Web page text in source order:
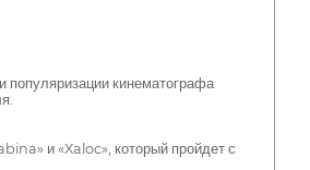
кинематографа
и «Xaloc», который пройдет с